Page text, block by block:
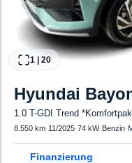
1 20
Hyundai
1.0 T-GDI Trend
8.550 km· 11/2025·74 kW· Benzin·
Finanzierung